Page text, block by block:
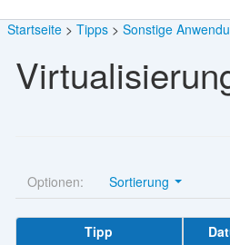
Startseite Tipps Sonstige
Optionen: Sortierung
Tipp